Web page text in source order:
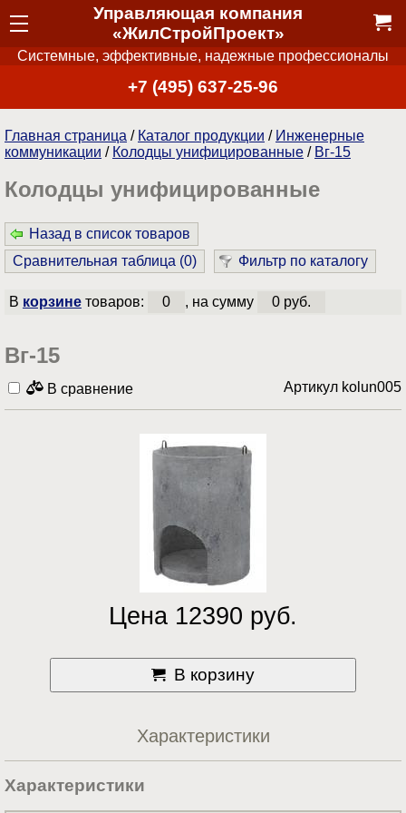
Управляющая компания
«ЖилСтройПроект»
Системные, эффективные, надежные профессионалы
+7 (495) 637-25-96
Главная страница / Каталог продукции / Инженерные
коммуникации / Колодцы унифицированные / Вг-15
Колодцы унифицированные
Назад в список товаров
Сравнительная таблица (0) Фильтр по каталогу
В корзинетоваров: 0 , на сумму 0 руб.
Вг-15
В сравнение Артикул kolun005
Цена 12390 руб.
В корзину
Характеристики
Характеристики